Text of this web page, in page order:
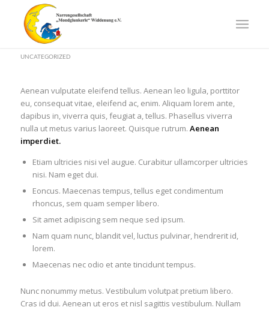
The new Pizza oven
UNCATEGORIZED
Aenean vulputate eleifend tellus. Aenean leo ligula, porttitor
eu, consequat vitae, eleifend ac, enim. Aliquam lorem ante,
dapibus in, viverra quis, feugiat a, tellus. Phasellus viverra
nulla ut metus varius laoreet. Quisque rutrum. Aenean
imperdiet.
Etiam ultricies nisi vel augue. Curabitur ullamcorper ultricies
nisi. Nam eget dui.
Eoncus. Maecenas tempus, tellus eget condimentum
rhoncus, sem quam semper libero.
Sit amet adipiscing sem neque sed ipsum.
Nam quam nunc, blandit vel, luctus pulvinar, hendrerit id,
lorem.
Maecenas nec odio et ante tincidunt tempus.
Nunc nonummy metus. Vestibulum volutpat pretium libero.
Cras id dui. Aenean ut eros et nisl sagittis vestibulum. Nullam